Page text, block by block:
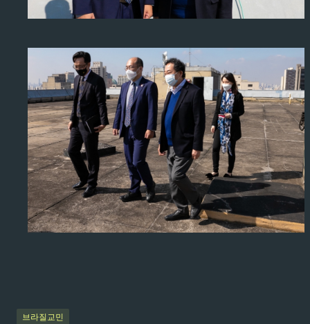
브라질교민